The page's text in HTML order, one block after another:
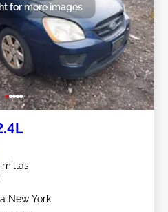
for more images
millas
New York